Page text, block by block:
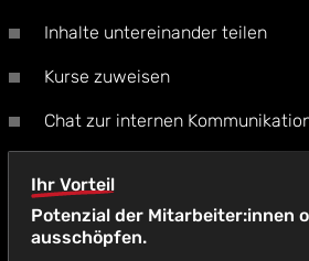
Inhalte untereinander teilen
Kurse zuweisen
Chat zur internen
Ihr Vorteil
Potenzial der Mitarbeiter:innen
ausschöpfen.